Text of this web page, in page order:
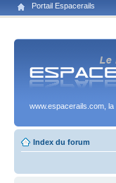
Portail Espacerails
www.espacerails.com,
Index du forum